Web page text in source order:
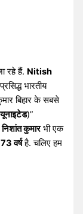
रहे हैं. Nitish
भारतीय
बिहार के सबसे
)”
निशांत कुमारभी एक
73 वर्षहै. चलिए हम